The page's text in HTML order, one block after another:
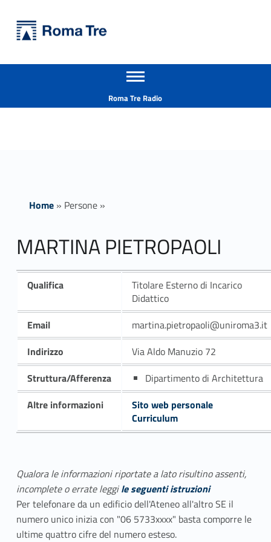
MARTINA PIETROPAOLI - Università Roma Tre
Apri il menu secondario
Roma Tre Radio
Home» Persone»
MARTINA PIETROPAOLI
Qualifica
Titolare Esterno di Incarico
Didattico
Email
martina.pietropaoli@uniroma3.it
Indirizzo
Via Aldo Manuzio 72
Struttura/Afferenza
Dipartimento di Architettura
Altre informazioni
Sito web personale
Curriculum
Qualora le informazioni riportate a lato risultino assenti,
incomplete o errate leggile seguenti istruzioni
Per telefonare da un edificio dell'Ateneo all'altro SE il
numero unico inizia con "06 5733xxxx" basta comporre le
ultime quattro cifre del numero esteso.